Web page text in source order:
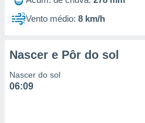
Vento médio: 8 km/h
Nascer e Pôr do sol
Nascer do sol
06:09